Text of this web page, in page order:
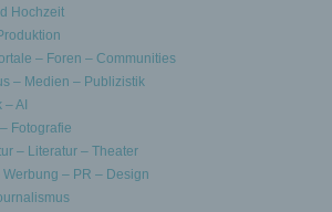
Hochzeit
– Foren – Communities
– Medien – Publizistik
AI
Fotografie
– Literatur – Theater
Werbung – PR – Design